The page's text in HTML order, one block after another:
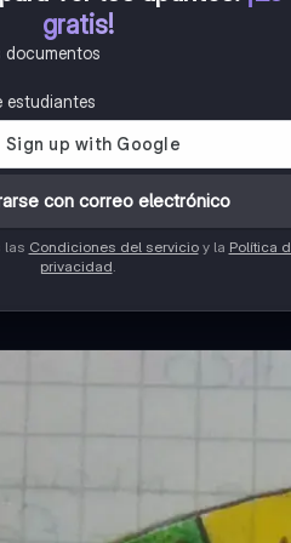
gratis!
estudiantes
con correo electrónico
las Condiciones del servicioy la Política
privacidad.